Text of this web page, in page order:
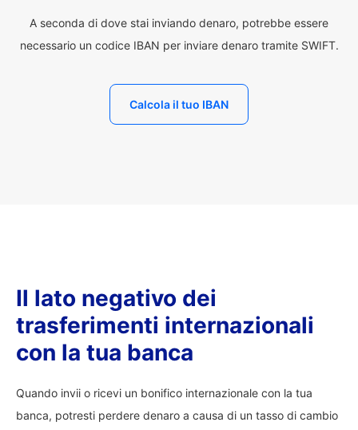
A seconda di dove stai inviando denaro, potrebbe essere
necessario un codice IBAN per inviare denaro tramite SWIFT.
Calcola il tuo IBAN
Il lato negativo dei
trasferimenti internazionali
con la tua banca
Quando invii o ricevi un bonifico internazionale con la tua
banca, potresti perdere denaro a causa di un tasso di cambio